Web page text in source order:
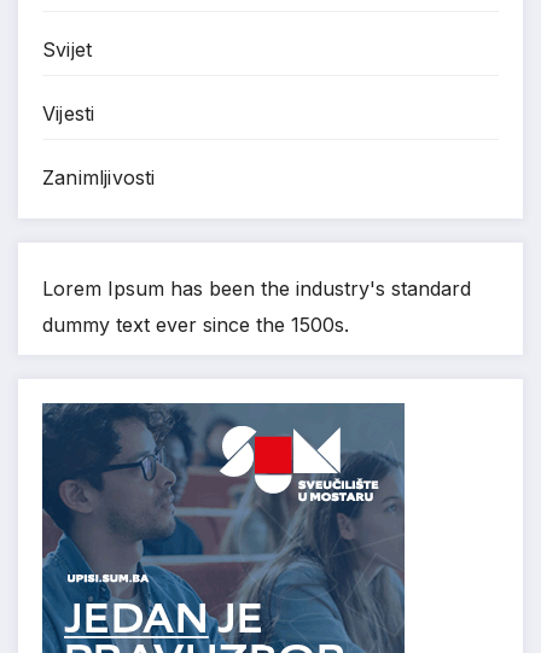
Svijet
Vijesti
Zanimljivosti
Lorem Ipsum has been the industry's standard
dummy text ever since the 1500s.